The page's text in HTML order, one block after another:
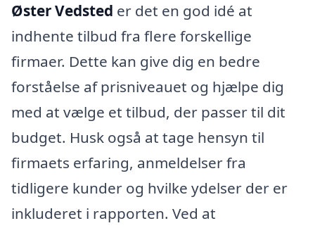
Øster Vedsted er det en god idé at
indhente tilbud fra flere forskellige
firmaer. Dette kan give dig en bedre
forståelse af prisniveauet og hjælpe dig
med at vælge et tilbud, der passer til dit
budget. Husk også at tage hensyn til
firmaets erfaring, anmeldelser fra
tidligere kunder og hvilke ydelser der er
inkluderet i rapporten. Ved at